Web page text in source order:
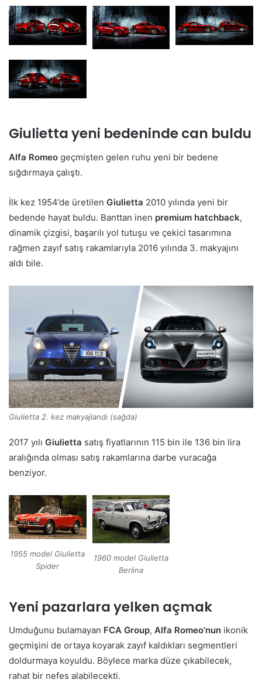
Giulietta yeni bedeninde can buldu
Alfa Romeo geçmişten gelen ruhu yeni bir bedene
sığdırmaya çalıştı.
İlk kez 1954’de üretilen Giulietta 2010 yılında yeni bir
bedende hayat buldu. Banttan inen premium hatchback,
dinamik çizgisi, başarılı yol tutuşu ve çekici tasarımına
rağmen zayıf satış rakamlarıyla 2016 yılında 3. makyajını
aldı bile.
Giulietta 2. kez makyajlandı (sağda)
2017 yılı Giulietta satış fiyatlarının 115 bin ile 136 bin lira
aralığında olması satış rakamlarına darbe vuracağa
benziyor.
1955 model Giulietta
Spider
1960 model Giulietta
Berlina
Yeni pazarlara yelken açmak
Umduğunu bulamayan FCA Group, Alfa Romeo’nun ikonik
geçmişini de ortaya koyarak zayıf kaldıkları segmentleri
doldurmaya koyuldu. Böylece marka düze çıkabilecek,
rahat bir nefes alabilecekti.